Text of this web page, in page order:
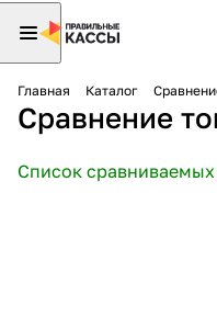
Главная Каталог
Сравнение
Список сравниваемых